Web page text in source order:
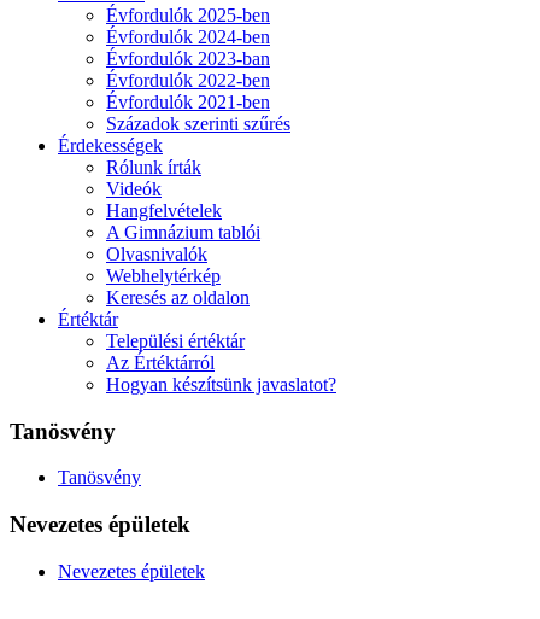
Évfordulók 2025-ben
Évfordulók 2024-ben
Évfordulók 2023-ban
Évfordulók 2022-ben
Évfordulók 2021-ben
Századok szerinti szűrés
Érdekességek
Rólunk írták
Videók
Hangfelvételek
A Gimnázium tablói
Olvasnivalók
Webhelytérkép
Keresés az oldalon
Értéktár
Települési értéktár
Az Értéktárról
Hogyan készítsünk javaslatot?
Tanösvény
Tanösvény
Nevezetes épületek
Nevezetes épületek